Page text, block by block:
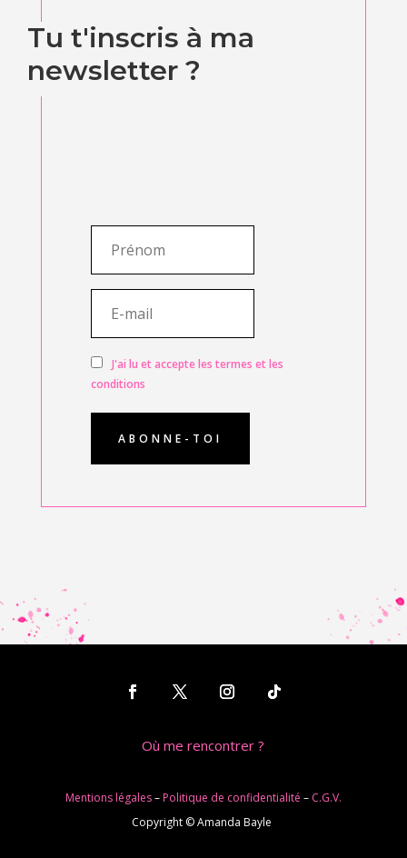
Tu t'inscris à ma
newsletter ?
J'ai lu et accepte les termes et les
conditions
Où me rencontrer ?
Mentions légales–Politique de confidentialité – C.G.V.
Copyright © Amanda Bayle